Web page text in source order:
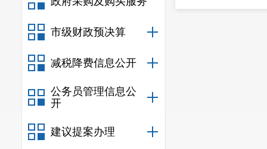
市级财政预决算
减税降费信息公开
公务员管理信息公
开
建议提案办理